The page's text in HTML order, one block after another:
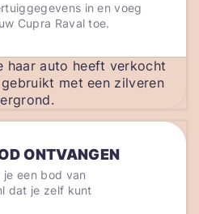
in en voeg
Cupra Raval toe.
ONTVANGEN
een bod van
dat je zelf kunt